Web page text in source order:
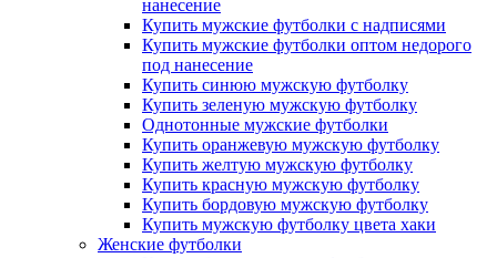
нанесение
Купить мужские футболки с надписями
Купить мужские футболки оптом недорого
под нанесение
Купить синюю мужскую футболку
Купить зеленую мужскую футболку
Однотонные мужские футболки
Купить оранжевую мужскую футболку
Купить желтую мужскую футболку
Купить красную мужскую футболку
Купить бордовую мужскую футболку
Купить мужскую футболку цвета хаки
Женские футболки